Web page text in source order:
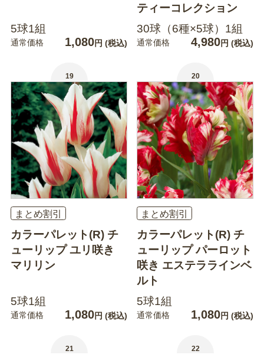
5球1組
通常価格 1,080円 (税込)
ティーコレクション
30球（6種×5球）1組
通常価格 4,980円 (税込)
19
まとめ割引
カラーパレット(R) チ
ューリップ ユリ咲き
マリリン
5球1組
通常価格 1,080円 (税込)
20
まとめ割引
カラーパレット(R) チ
ューリップ パーロット
咲き エステララインベ
ルト
5球1組
通常価格 1,080円 (税込)
21 22